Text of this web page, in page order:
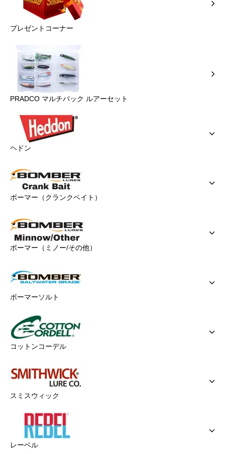
プレゼントコーナー
PRADCO マルチパック ルアーセット
ヘドン
ボーマー（クランクベイト）
ボーマー（ミノー/その他）
ボーマーソルト
コットンコーデル
スミスウィック
レーベル